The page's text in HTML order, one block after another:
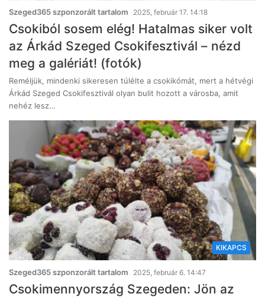
Szeged365 szponzorált tartalom 2025, február 17. 14:18
Csokiból sosem elég! Hatalmas siker volt
az Árkád Szeged Csokifesztivál – nézd
meg a galériát! (fotók)
Reméljük, mindenki sikeresen túlélte a csokikómát, mert a hétvégi
Árkád Szeged Csokifesztivál olyan bulit hozott a városba, amit
nehéz lesz…
KIKAPCS
Szeged365 szponzorált tartalom 2025, február 6. 14:47
Csokimennyország Szegeden: Jön az